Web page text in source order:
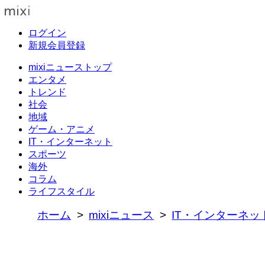
ログイン
新規会員登録
mixiニューストップ
エンタメ
トレンド
社会
地域
ゲーム・アニメ
IT・インターネット
スポーツ
海外
コラム
ライフスタイル
ホーム mixiニュース IT・インターネッ